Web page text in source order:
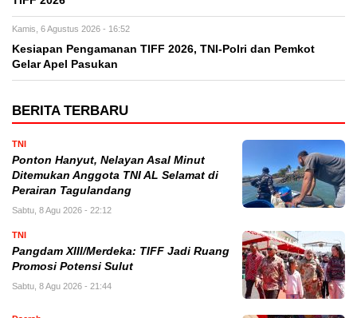
Kamis, 6 Agustus 2026 - 16:52
Kesiapan Pengamanan TIFF 2026, TNI-Polri dan Pemkot
Gelar Apel Pasukan
BERITA TERBARU
TNI
Ponton Hanyut, Nelayan Asal Minut
Ditemukan Anggota TNI AL Selamat di
Perairan Tagulandang
Sabtu, 8 Agu 2026 - 22:12
TNI
Pangdam XIII/Merdeka: TIFF Jadi Ruang
Promosi Potensi Sulut
Sabtu, 8 Agu 2026 - 21:44